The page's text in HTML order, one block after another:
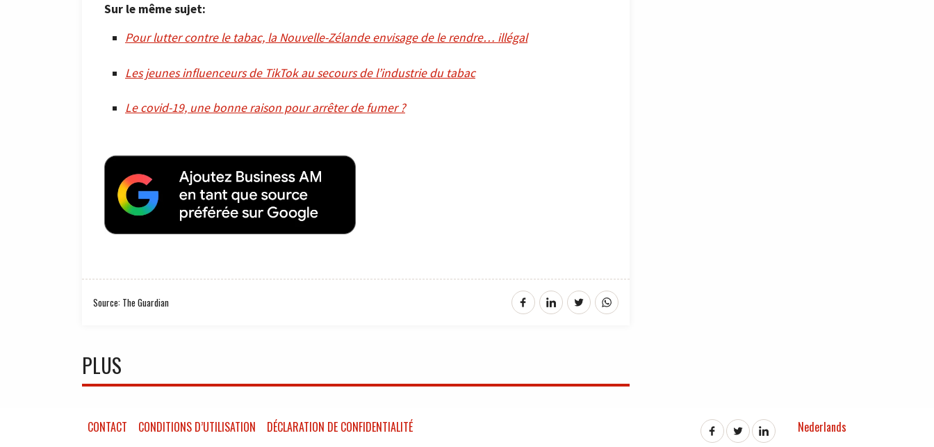
Sur le même sujet:
Pour lutter contre le tabac, la Nouvelle-Zélande envisage de le rendre… illégal
Les jeunes influenceurs de TikTok au secours de l’industrie du tabac
Le covid-19, une bonne raison pour arrêter de fumer ?
Source: The Guardian
PLUS
CONTACT CONDITIONS D’UTILISATION DÉCLARATION DE CONFIDENTIALITÉ Nederlands